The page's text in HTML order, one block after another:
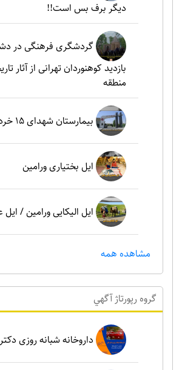
دیگر برف بس است!!
گردشگری فرهنگی در
بازدید کوهنوردان تهرانی از آثار
منطقه
بیمارستان شهدای 15 خرداد ورامین
ایل بختیاری ورامین
ایل الیکایی ورامین /
مشاهده همه
گروه رپورتاژ آگهي
داروخانه شبانه روزی